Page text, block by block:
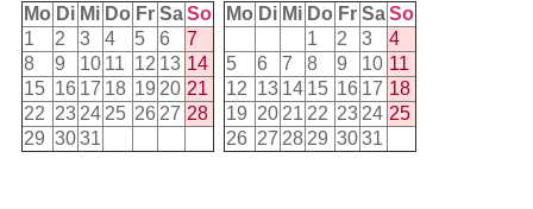
Mo Di Mi Do Fr SaSo
1
2 3 4 5 6
7
8
9 10 11 12 13 14
15 16 17 18 19 20 21
22 23 24 25 26 27 28
29 3031
Mo Di Mi Do Fr SaSo
1
2 3
4
5
6 7 8 9 10 11
12 13 14 15 16 17 18
19 20 21 22 23 24 25
26 27 28 29 3031